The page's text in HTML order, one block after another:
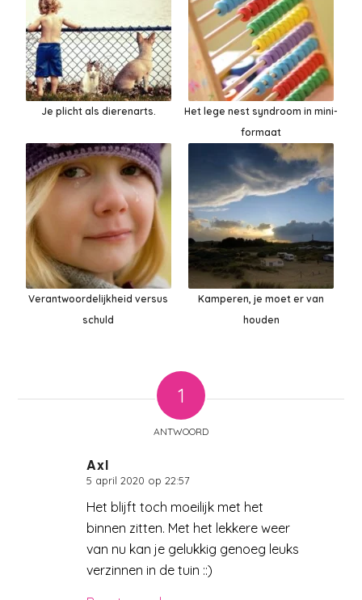
Je plicht als dierenarts.
Het lege nest syndroom in mini-
formaat
Verantwoordelijkheid versus
schuld
Kamperen, je moet er van
houden
1
ANTWOORD
Axl
zegt:
5 april 2020 op 22:57
Het blijft toch moeilijk met het
binnen zitten. Met het lekkere weer
van nu kan je gelukkig genoeg leuks
verzinnen in de tuin ::)